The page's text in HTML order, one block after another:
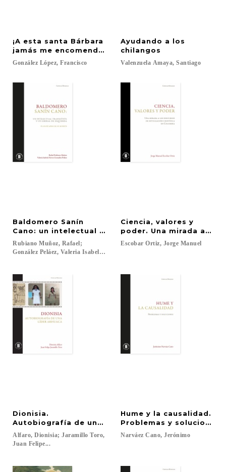
¡A esta santa Bárbara
jamás me encomendé!: Los giros de la
González López, Francisco
Ayudando a los
chilangos
Valenzuela Amaya, Santiago
Baldomero Sanín
Cano: un intelectual transeúnte y un liberal de
Rubiano Muñoz, Rafael;
González Peláez, Valeria Isabela Nieves...
Ciencia, valores y
poder. Una mirada a
Escobar Ortiz, Jorge Manuel
Dionisia.
Autobiografía de una líder arhuaca
Alfaro, Dionisia; Jaramillo Toro,
Juan Felipe...
Hume y la causalidad.
Problemas y soluciones
Narváez Cano, Jerónimo